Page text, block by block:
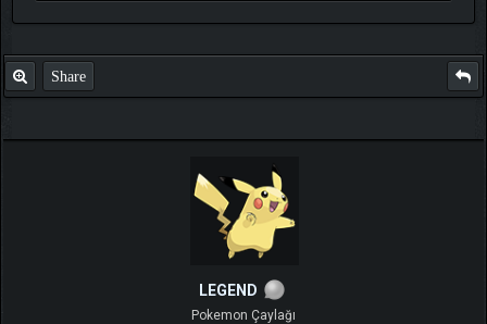
Share
LEGEND
Pokemon Çaylağı